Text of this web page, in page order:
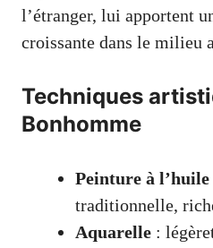
l’étranger, lui apportent
croissante dans le milieu
Techniques
Bonhomme
Peinture à l’huile
traditionnelle,
Aquarelle :